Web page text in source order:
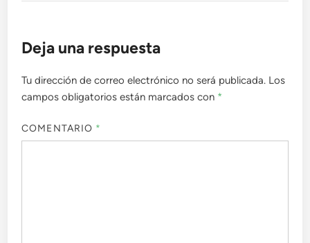
Deja una respuesta
Tu dirección de correo electrónico no será publicada. Los
campos obligatorios están marcados con *
COMENTARIO *